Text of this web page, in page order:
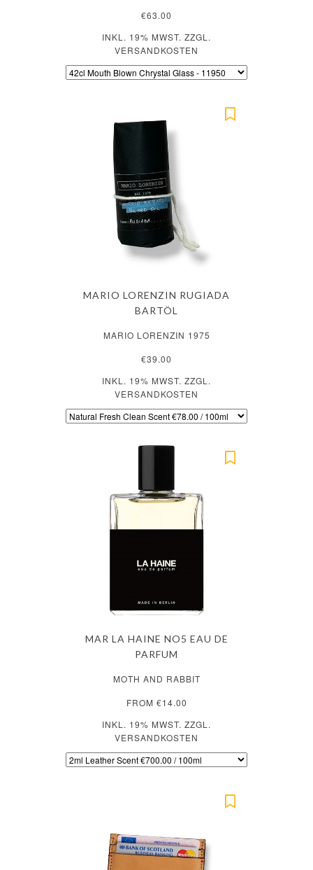
€63.00
INKL. 19% MWST. ZZGL.
VERSANDKOSTEN
MARIO LORENZIN RUGIADA
BARTÖL
MARIO LORENZIN 1975
€39.00
INKL. 19% MWST. ZZGL.
VERSANDKOSTEN
MAR LA HAINE NO5 EAU DE
PARFUM
MOTH AND RABBIT
FROM €14.00
INKL. 19% MWST. ZZGL.
VERSANDKOSTEN